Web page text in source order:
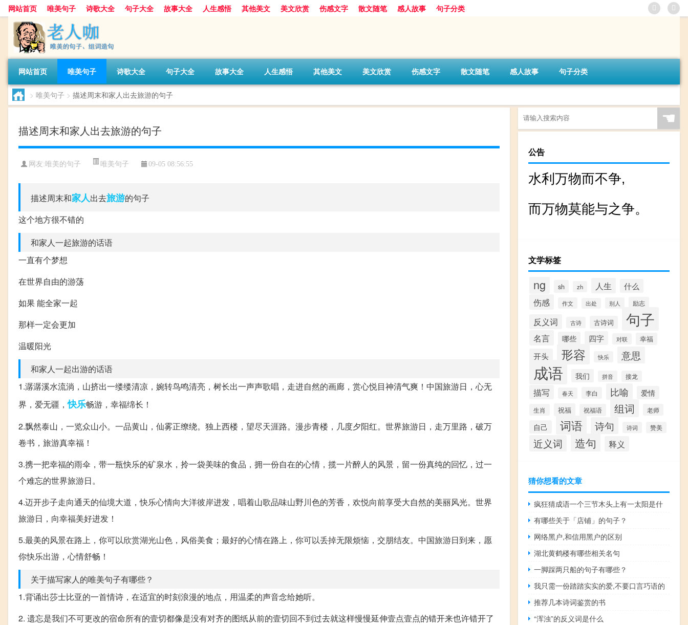
网站首页 唯美句子 诗歌大全 句子大全 故事大全 人生感悟 其他美文 美文欣赏 伤感文字 散文随笔 感人故事 句子分类
网站首页 唯美句子 诗歌大全 句子大全 故事大全 人生感悟 其他美文 美文欣赏 伤感文字 散文随笔 感人故事 句子分类
> 唯美句子 > 描述周末和家人出去旅游的句子
描述周末和家人出去旅游的句子
网友:唯美的句子 唯美句子 09-05 08:56:55
描述周末和家人出去旅游的句子
这个地方很不错的
和家人一起旅游的话语
一直有个梦想
在世界自由的游荡
如果 能全家一起
那样一定会更加
温暖阳光
和家人一起出游的话语
1.潺潺溪水流淌，山挤出一缕缕清凉，婉转鸟鸣清亮，树长出一声声歌唱，走进自然的画廊，赏心悦目神清气爽！中国旅游日，心无
界，爱无疆，快乐畅游，幸福绵长！
2.飘然泰山，一览众山小。一品黄山，仙雾正缭绕。独上西楼，望尽天涯路。漫步青楼，几度夕阳红。世界旅游日，走万里路，破万
卷书，旅游真幸福！
3.携一把幸福的雨伞，带一瓶快乐的矿泉水，拎一袋美味的食品，拥一份自在的心情，揽一片醉人的风景，留一份真纯的回忆，过一
个难忘的世界旅游日。
4.迈开步子走向通天的仙境大道，快乐心情向大洋彼岸进发，唱着山歌品味山野川色的芳香，欢悦向前享受大自然的美丽风光。世界
旅游日，向幸福美好进发！
5.最美的风景在路上，你可以欣赏湖光山色，风俗美食；最好的心情在路上，你可以丢掉无限烦恼，交朋结友。中国旅游日到来，愿
你快乐出游，心情舒畅！
关于描写家人的唯美句子有哪些？
1.背诵出莎士比亚的一首情诗，在适宜的时刻浪漫的地点，用温柔的声音念给她听。
2. 遗忘是我们不可更改的宿命所有的壹切都像是没有对齐的图纸从前的壹切回不到过去就这样慢慢延伸壹点壹点的错开来也许错开了
☚
公告
水利万物而不争,
而万物莫能与之争。
文学标签
ng sh zh 人生 什么
伤感 作文 出处 别人 励志
反义词 古诗 古诗词 句子
名言 哪些 四字 对联 幸福
开头 形容 快乐 意思
成语 我们 拼音 接龙
描写 春天 李白 比喻 爱情
生肖 祝福 祝福语 组词 老师
自己 词语 诗句 诗词 赞美
近义词 造句 释义
猜你想看的文章
疯狂猜成语一个三节木头上有一太阳是什
有哪些关于「店铺」的句子？
网络黑户,和信用黑户的区别
湖北黄鹤楼有哪些相关名句
一脚踩两只船的句子有哪些？
我只需一份踏踏实实的爱,不要口言巧语的
推荐几本诗词鉴赏的书
“浑浊”的反义词是什么